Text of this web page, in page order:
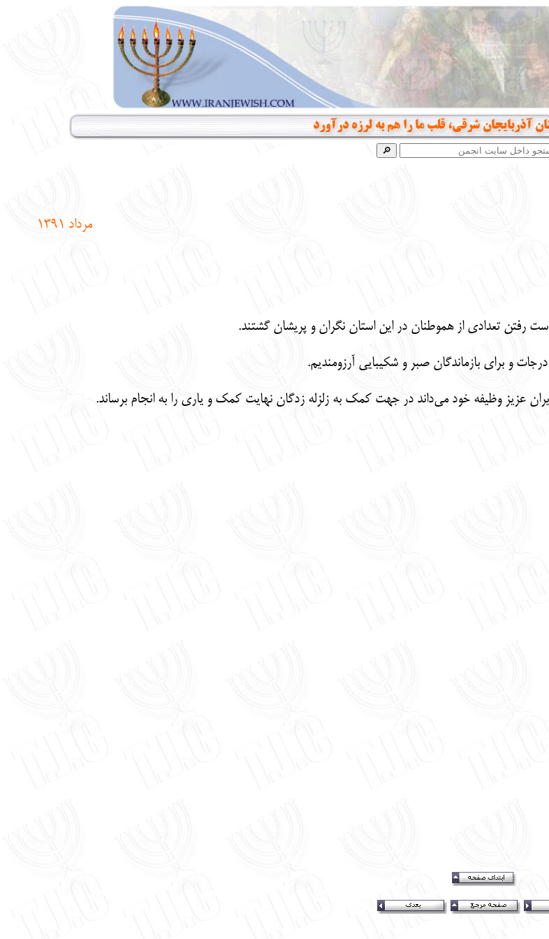
آذربایجان شرقی، قلب ما را هم به لرزه درآورد
مرداد 1391
رفتن تعدادی از هموطنان در این استان نگران و پریشان گشتند.
و برای بازماندگان صبر و شکیبایی آرزومندیم.
عزیز وظیفه خود می‌داند در جهت کمک به زلزله زدگان نهایت کمک و یاری را به انجام برساند.